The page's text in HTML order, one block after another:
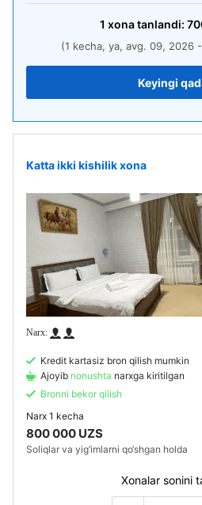
1 xonatanlandi:
(1 kecha, ya, avg. 09, 2026
Keyingi
Katta ikki kishilik xona
Kredit kartasiz bron qilish mumkin
Ajoyib nonushta narxga kiritilgan
Bronni bekor qilish
Narx 1 kecha
800 000 UZS
Soliqlar va yig‘imlarni qo‘shgan holda
Xonalar sonini